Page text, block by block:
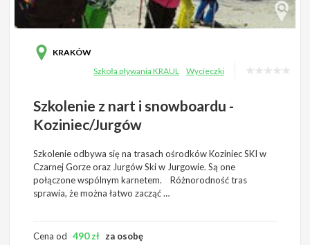
KRAKÓW
Szkoła pływania KRAUL
Wycieczki
Szkolenie z nart i snowboardu -
Koziniec/Jurgów
Szkolenie odbywa się na trasach ośrodków Koziniec SKI w
Czarnej Gorze oraz Jurgów Ski w Jurgowie. Są one
połączone wspólnym karnetem. Różnorodność tras
sprawia, że można łatwo zacząć …
Cena od 490zł za osobę